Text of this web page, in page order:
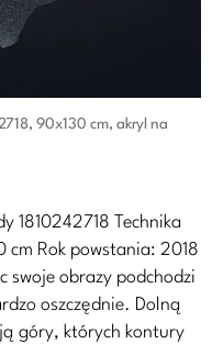
90x130 cm, akryl na
1810242718 Technika
cm Rok powstania: 2018
swoje obrazy podchodzi
oszczędnie. Dolną
góry, których kontury